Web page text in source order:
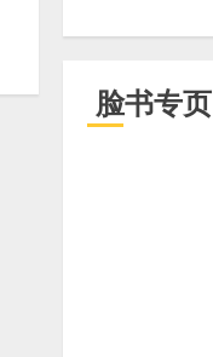
脸书专页